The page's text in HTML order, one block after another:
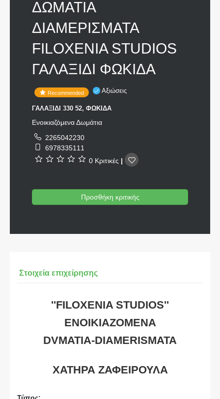
ΔΩΜΑΤΙΑ
ΔΙΑΜΕΡΙΣΜΑΤΑ
FILOXENIA STUDIOS
ΓΑΛΑΞΙΔΙ ΦΩΚΙΔΑ
Recommended Αξιώσεις
ΓΑΛΑΞΙΔΙ 330 52, ΦΩΚΙΔΑ
Ενοικιαζόμενα Δωμάτια
2265042230
6978335111
0 Κριτικές |
Προσθήκη κριτικής
Στοιχεία επιχείρησης
''FILOXENIA STUDIOS''
ENOIKIAZOMENA
DVMATIA-DIAMERISMATA
ΧΑΤΗΡΑ ΖΑΦΕΙΡΟΥΛΑ